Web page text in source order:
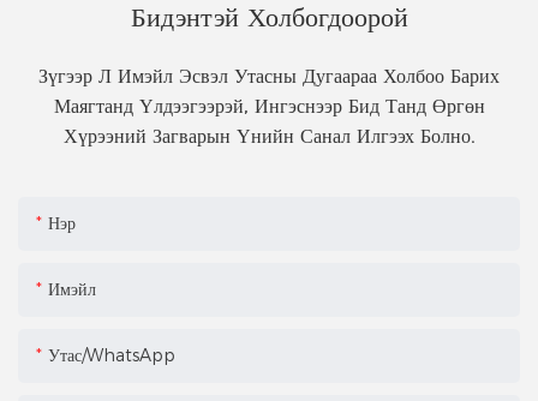
Бидэнтэй Холбогдоорой
Зүгээр Л Имэйл Эсвэл Утасны Дугаараа Холбоо Барих
Маягтанд Үлдээгээрэй, Ингэснээр Бид Танд Өргөн
Хүрээний Загварын Үнийн Санал Илгээх Болно.
Нэр
Имэйл
Утас/WhatsApp